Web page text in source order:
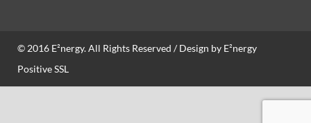
© 2016 E²nergy. All Rights Reserved / Design by E²nergy
Positive SSL